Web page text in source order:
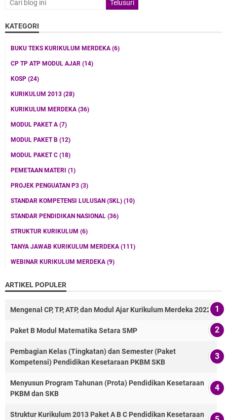
KATEGORI
BUKU TEKS KURIKULUM MERDEKA (6)
CP TP ATP MODUL AJAR (14)
KOSP (24)
KURIKULUM 2013 (28)
KURIKULUM MERDEKA (36)
MODUL PAKET A (7)
MODUL PAKET B (12)
MODUL PAKET C (18)
PEMETAAN MATERI (1)
PROJEK PENGUATAN P3 (3)
STANDAR KOMPETENSI LULUSAN (SKL) (10)
STANDAR PENDIDIKAN NASIONAL (36)
STRUKTUR KURIKULUM (6)
TANYA JAWAB KURIKULUM MERDEKA (111)
WEBINAR KURIKULUM MERDEKA (9)
ARTIKEL POPULER
Mengenal CP, TP, ATP, dan Modul Ajar Kurikulum Merdeka 2022
Paket B Modul Matematika Setara SMP
Pembagian Kelas (Tingkatan) dan Semester (Paket
Kompetensi) Pendidikan Kesetaraan PKBM SKB
Menyusun Program Tahunan (Prota) Pendidikan Kesetaraan
PKBM dan SKB
Struktur Kurikulum 2013 Paket A B C Pendidikan Kesetaraan